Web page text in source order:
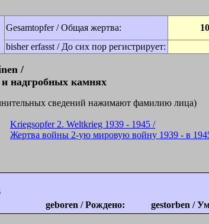
Gesamtopfer / Общая жертва:
bisher erfasst / До сих пор регистрирует:
/
надгробных камнях
сведений нажимают фамилию лица)
Kriegsopfer 2. Weltkrieg 1939 - 1945 /
Жертва войны 2-ую мировую войну 1939 - в
geboren / Рождено:
gestorben /